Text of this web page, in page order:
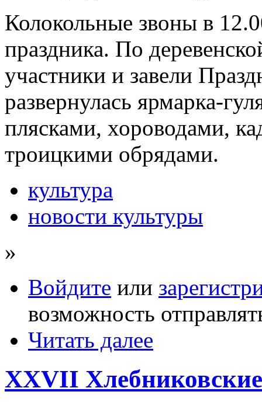
Колокольные звоны в
праздника. По
участники и завели
развернулась ярмарка-
плясками, хороводами,
троицкими обрядами.
культура
новости культуры
»
Войдите или
возможность
Читать далее
XXVII